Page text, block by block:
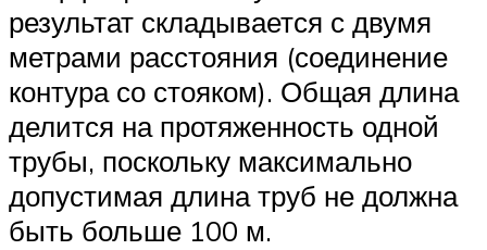
результат складывается с двумя
метрами расстояния (соединение
контура со стояком). Общая длина
делится на протяженность одной
трубы, поскольку максимально
допустимая длина труб не должна
быть больше 100 м.